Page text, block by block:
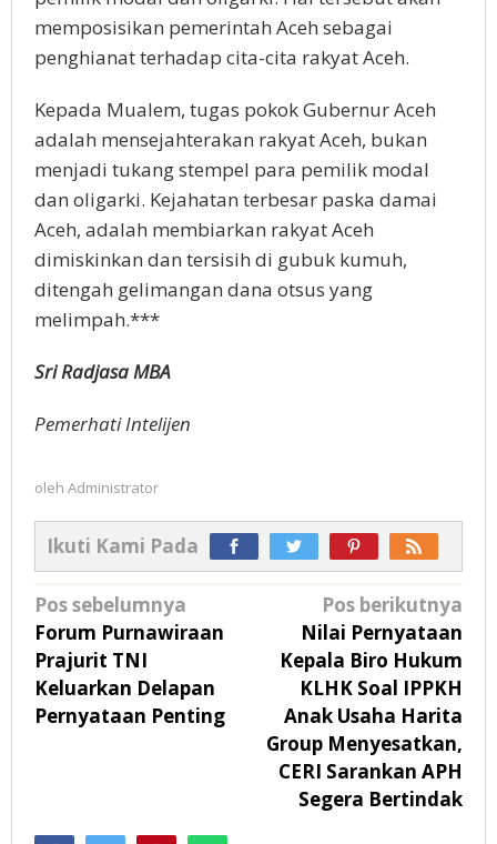
memposisikan pemerintah Aceh sebagai
penghianat terhadap cita-cita rakyat Aceh.
Kepada Mualem, tugas pokok Gubernur Aceh
adalah mensejahterakan rakyat Aceh, bukan
menjadi tukang stempel para pemilik modal
dan oligarki. Kejahatan terbesar paska damai
Aceh, adalah membiarkan rakyat Aceh
dimiskinkan dan tersisih di gubuk kumuh,
ditengah gelimangan dana otsus yang
melimpah.***
Sri Radjasa MBA
Pemerhati Intelijen
oleh Administrator
Ikuti Kami Pada
Navigasi
pos
Pos sebelumnya
Forum Purnawiraan
Prajurit TNI
Keluarkan Delapan
Pernyataan Penting
Pos berikutnya
Nilai Pernyataan
Kepala Biro Hukum
KLHK Soal IPPKH
Anak Usaha Harita
Group Menyesatkan,
CERI Sarankan APH
Segera Bertindak